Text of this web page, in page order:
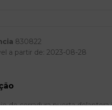
830822
a partir de: 2023-08-28
de cerradura puerta delantera